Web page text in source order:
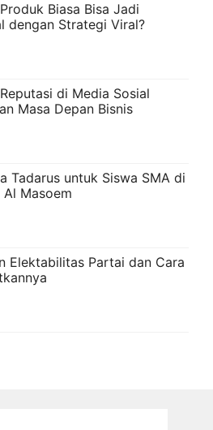
Biasa Bisa Jadi
dengan Strategi Viral?
di Media Sosial
Masa Depan Bisnis
Tadarus untuk Siswa SMA di
Al Masoem
Elektabilitas Partai dan Cara